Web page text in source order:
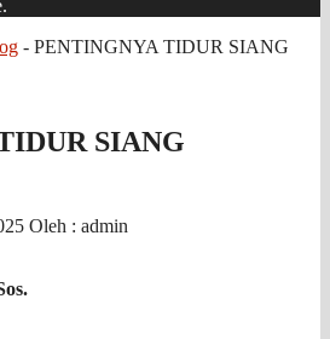
- PENTINGNYA TIDUR SIANG
SIANG
Oleh : admin